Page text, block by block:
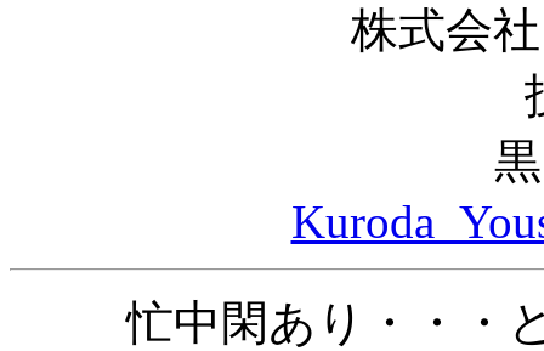
株式会
忙中閑あり・・・